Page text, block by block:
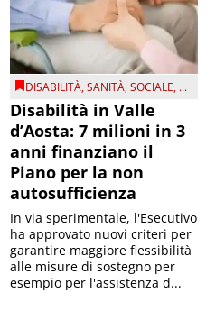
DISABILITÀ,SANITÀ,SOCIALE, ...
Disabilità in Valle
d’Aosta: 7 milioni in 3
anni finanziano il
Piano per la non
autosufficienza
In via sperimentale, l'Esecutivo
ha approvato nuovi criteri per
garantire maggiore flessibilità
alle misure di sostegno per
esempio per l'assistenza d...